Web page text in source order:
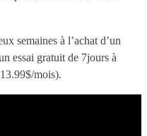
semaines à l’achat d’un
essai gratuit de 7jours à
mois).